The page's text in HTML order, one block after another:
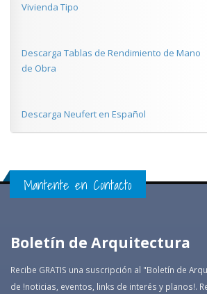
Vivienda Tipo
Descarga Tablas de Rendimiento de Mano
de Obra
Descarga Neufert en Español
Mantente en Contacto
Boletín de Arquitectura
Recibe GRATIS una suscripción al "Boletín de
de !noticias, eventos, links de interés y planos!.